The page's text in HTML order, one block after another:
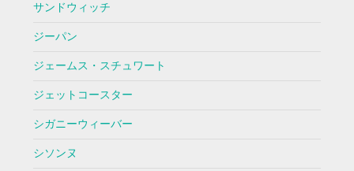
サンドウィッチ
ジーパン
ジェームス・スチュワート
ジェットコースター
シガニーウィーバー
シソンヌ